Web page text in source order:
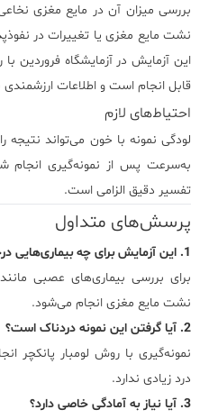
بررسی میزان آن در مایع مغزی
نشت مایع مغزی یا تغییرات در
این آزمایش درآزمایشگاه فروردین
قابل انجام است و اطلاعات
احتیاط‌های لازم
لودگی نمونه با خون می‌تواند نتیجه
به‌سرعت پس از نمونه‌گیری انجام
تفسیر دقیق الزامی است.
پرسش‌های متداول
1. این آزمایش برای چه بیماری‌هایی درخواست می‌شود؟
برای بررسی بیماری‌های عصبی
نشت مایع مغزی انجام می‌شود.
2. آیا گرفتن این نمونه دردناک است؟
نمونه‌گیری با روش لومبار پانکچر
درد زیادی ندارد.
3. آیا نیاز به آمادگی خاصی دارد؟